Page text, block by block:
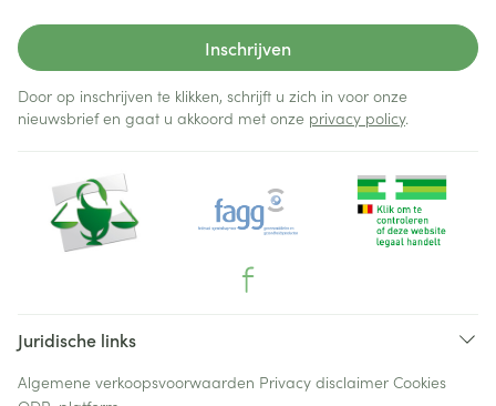
Inschrijven
Door op inschrijven te klikken, schrijft u zich in voor onze
nieuwsbrief en gaat u akkoord met onze privacy policy.
Juridische links
Algemene verkoopsvoorwaarden Privacy disclaimer Cookies